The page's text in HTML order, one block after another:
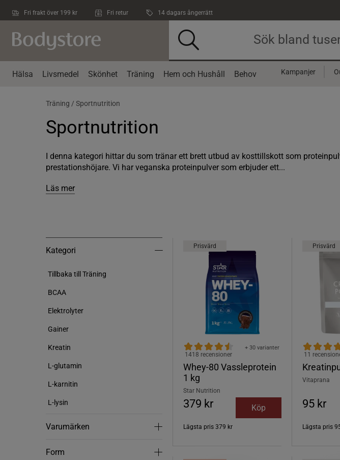
Fri frakt över 199 kr Fri retur 14 dagars ångerrätt
Hälsa Livsmedel Skönhet Träning Hem och Hushåll Behov Kampanjer
Träning / Sportnutrition
Sportnutrition
I denna kategori hittar du som tränar ett brett utbud av kosttillskott som
prestationshöjare. Vi har veganska proteinpulver som erbjuder ett...
Läs mer
Kategori
Tillbaka till Träning
BCAA
Elektrolyter
Gainer
Kreatin
L-glutamin
L-karnitin
L-lysin
Varumärken
Form
Prisvärd
Whey-80 Vassleprotein
1 kg
+ 30 varianter
1418 recensioner
Star Nutrition
379 kr Köp
Lägsta pris 379 kr
Prisvärd
11
Vitaprana
95 kr
Lägsta pris